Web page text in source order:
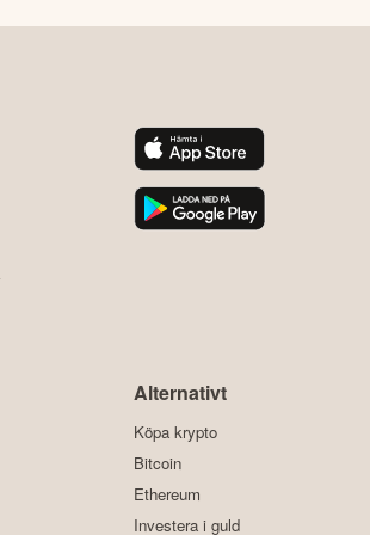
Alternativt
Köpa krypto
Bitcoin
Ethereum
Investera i guld